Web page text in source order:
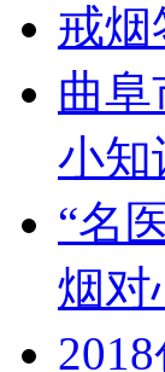
戒烟
曲
小知
“名
烟对